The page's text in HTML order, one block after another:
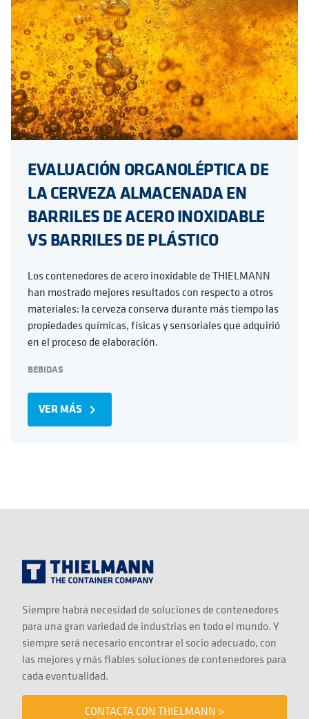
EVALUACIÓN ORGANOLÉPTICA DE
LA CERVEZA ALMACENADA EN
BARRILES DE ACERO INOXIDABLE
VS BARRILES DE PLÁSTICO
Los contenedores de acero inoxidable de THIELMANN
han mostrado mejores resultados con respecto a otros
materiales: la cerveza conserva durante más tiempo las
propiedades químicas, físicas y sensoriales que adquirió
en el proceso de elaboración.
BEBIDAS
VER MÁS navigate_next
Siempre habrá necesidad de soluciones de contenedores
para una gran variedad de industrias en todo el mundo. Y
siempre será necesario encontrar el socio adecuado, con
las mejores y más fiables soluciones de contenedores para
cada eventualidad.
CONTACTA CON THIELMANN >